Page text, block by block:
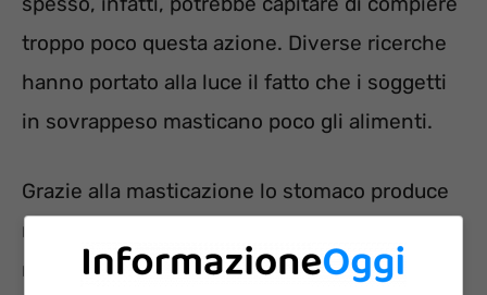
troppo poco questa azione. Diverse ricerche
hanno portato alla luce il fatto che i soggetti
in sovrappeso masticano poco gli alimenti.
Grazie alla masticazione lo stomaco produce
meno grelina. Tale ormone regola la fame,
mentre vi è una maggiore produzione di